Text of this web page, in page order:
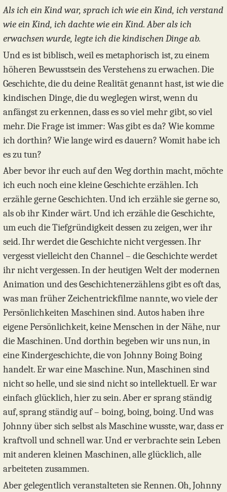
Als ich ein Kind war, sprach ich wie ein Kind, ich verstand
wie ein Kind, ich dachte wie ein Kind. Aber als ich
erwachsen wurde, legte ich die kindischen Dinge ab.
Und es ist biblisch, weil es metaphorisch ist, zu einem
höheren Bewusstsein des Verstehens zu erwachen. Die
Geschichte, die du deine Realität genannt hast, ist wie die
kindischen Dinge, die du weglegen wirst, wenn du
anfängst zu erkennen, dass es so viel mehr gibt, so viel
mehr. Die Frage ist immer: Was gibt es da? Wie komme
ich dorthin? Wie lange wird es dauern? Womit habe ich
es zu tun?
Aber bevor ihr euch auf den Weg dorthin macht, möchte
ich euch noch eine kleine Geschichte erzählen. Ich
erzähle gerne Geschichten. Und ich erzähle sie gerne so,
als ob ihr Kinder wärt. Und ich erzähle die Geschichte,
um euch die Tiefgründigkeit dessen zu zeigen, wer ihr
seid. Ihr werdet die Geschichte nicht vergessen. Ihr
vergesst vielleicht den Channel – die Geschichte werdet
ihr nicht vergessen. In der heutigen Welt der modernen
Animation und des Geschichtenerzählens gibt es oft das,
was man früher Zeichentrickfilme nannte, wo viele der
Persönlichkeiten Maschinen sind. Autos haben ihre
eigene Persönlichkeit, keine Menschen in der Nähe, nur
die Maschinen. Und dorthin begeben wir uns nun, in
eine Kindergeschichte, die von Johnny Boing Boing
handelt. Er war eine Maschine. Nun, Maschinen sind
nicht so helle, und sie sind nicht so intellektuell. Er war
einfach glücklich, hier zu sein. Aber er sprang ständig
auf, sprang ständig auf – boing, boing, boing. Und was
Johnny über sich selbst als Maschine wusste, war, dass er
kraftvoll und schnell war. Und er verbrachte sein Leben
mit anderen kleinen Maschinen, alle glücklich, alle
arbeiteten zusammen.
Aber gelegentlich veranstalteten sie Rennen. Oh, Johnny